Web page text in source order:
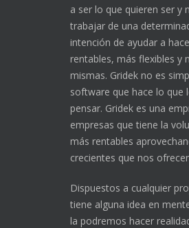
a ser lo que quieren ser y
trabajar de una
intención de ayudar a
rentables, más flexibles y
mismas. Gridek no es
software que hace lo que
pensar. Gridek es una
empresas que tiene la
más rentables
crecientes que nos
Dispuestos a cualquier
tiene alguna idea en
la podremos hacer